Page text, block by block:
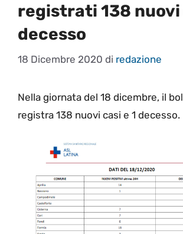
registrati 138 nuovi
decesso
18 Dicembre 2020 di redazione
Nella giornata del 18 dicembre, il
registra 138 nuovi casi e 1 decesso.